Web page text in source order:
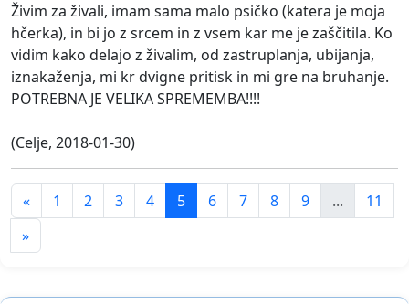
Živim za živali, imam sama malo psičko (katera je moja
hčerka), in bi jo z srcem in z vsem kar me je zaščitila. Ko
vidim kako delajo z živalim, od zastruplanja, ubijanja,
iznakaženja, mi kr dvigne pritisk in mi gre na bruhanje.
POTREBNA JE VELIKA SPREMEMBA!!!!
(Celje, 2018-01-30)
« 1 2 3 4 5 6 7 8 9 ...
11
»